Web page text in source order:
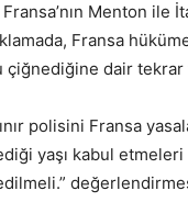
Menton ile
Fransa
çiğnediğine dair tekrar
polisini Fransa
yaşı kabul